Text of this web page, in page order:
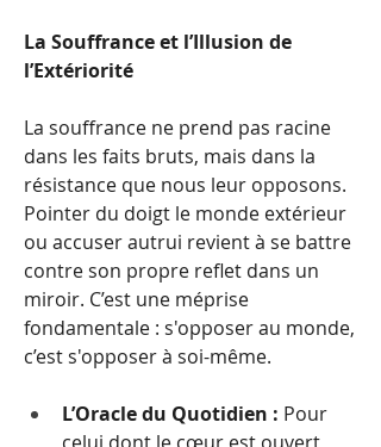
La Souffrance et l’Illusion de
l’Extériorité
La souffrance ne prend pas racine
dans les faits bruts, mais dans la
résistance que nous leur opposons.
Pointer du doigt le monde extérieur
ou accuser autrui revient à se battre
contre son propre reflet dans un
miroir. C’est une méprise
fondamentale : s'opposer au monde,
c’est s'opposer à soi-même.
L’Oracle du Quotidien : Pour